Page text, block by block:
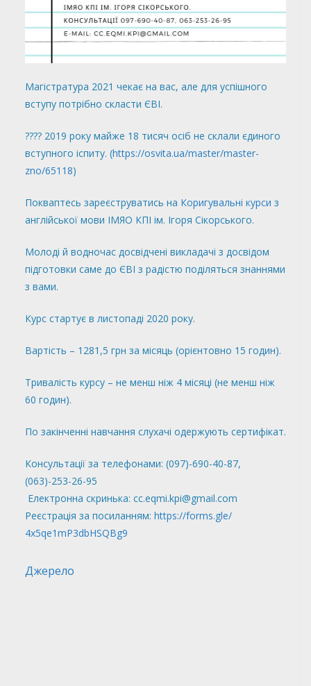
Магістратура 2021 чекає на вас, але для успішного
вступу потрібно скласти ЄВІ.
???? 2019 року майже 18 тисяч осіб не склали єдиного
вступного іспиту. (https://osvita.ua/master/master-
zno/65118)
Покваптесь зареєструватись на Коригувальні курси з
англійської мови ІМЯО КПІ ім. Ігоря Сікорського.
Молоді й водночас досвідчені викладачі з досвідом
підготовки саме до ЄВІ з радістю поділяться знаннями
з вами.
Курс стартує в листопаді 2020 року.
Вартість – 1281,5 грн за місяць (орієнтовно 15 годин).
Тривалість курсу – не менш ніж 4 місяці (не менш ніж
60 годин).
По закінченні навчання слухачі одержують сертифікат.
Консультації за телефонами: (097)-690-40-87,
(063)-253-26-95
Електронна скринька: cc.eqmi.kpi@gmail.com
Реєстрація за посиланням: https://forms.gle/
4x5qe1mP3dbHSQBg9
Джерело